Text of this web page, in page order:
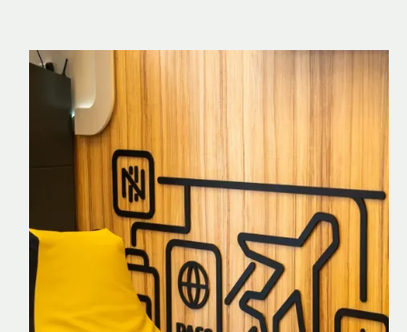
Nomad Explorer
Cartão de crédito brasileiro com cashback
em dólar